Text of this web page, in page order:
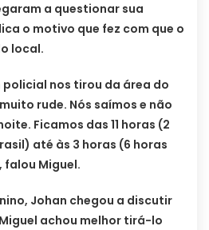
a questionar sua
o motivo que fez com que o
local.
policial nos tirou da área do
rude. Nós saímos e não
Ficamos das 11 horas (2
até às 3 horas (6 horas
falou Miguel.
Johan chegou a discutir
achou melhor tirá-lo